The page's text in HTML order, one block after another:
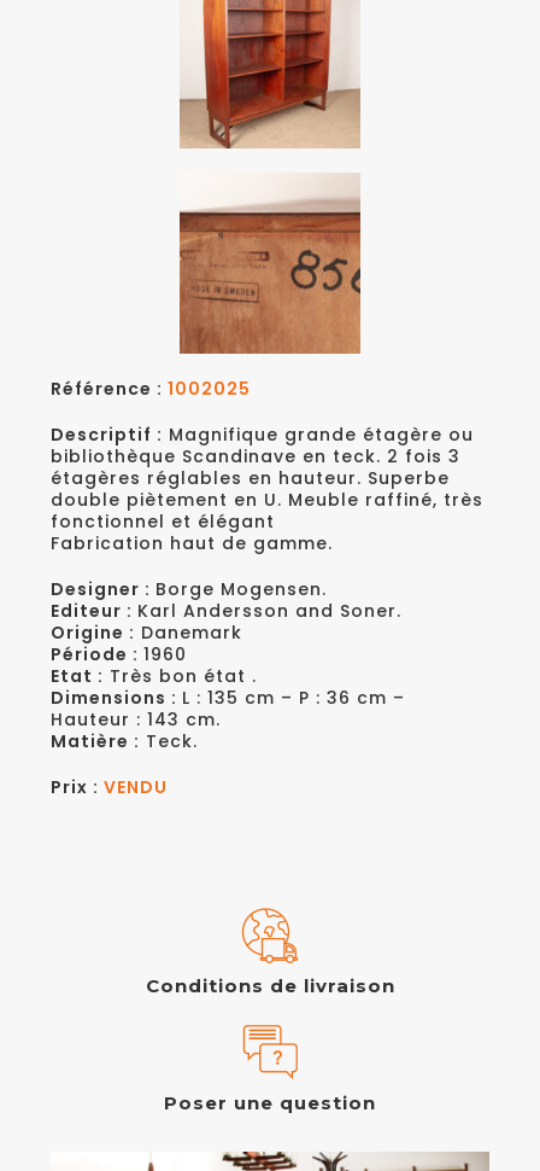
Référence :1002025
Descriptif : Magnifique grande étagère ou
bibliothèque Scandinave en teck. 2 fois 3
étagères réglables en hauteur. Superbe
double piètement en U. Meuble raffiné, très
fonctionnel et élégant
Fabrication haut de gamme.
Designer : Borge Mogensen.
Editeur : Karl Andersson and Soner.
Origine : Danemark
Période :1960
Etat : Très bon état .
Dimensions : L : 135 cm – P : 36 cm –
Hauteur : 143 cm.
Matière : Teck.
Prix :VENDU
Conditions de livraison
Poser une question